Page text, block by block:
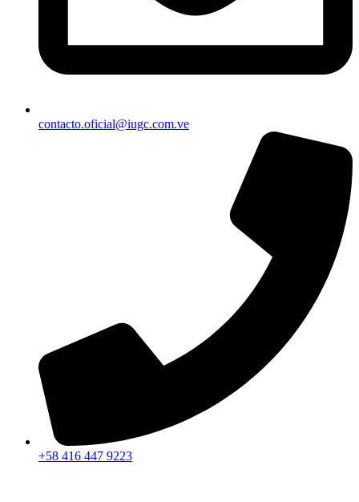
contacto.oficial@iugc.com.ve
+58 416 447 9223